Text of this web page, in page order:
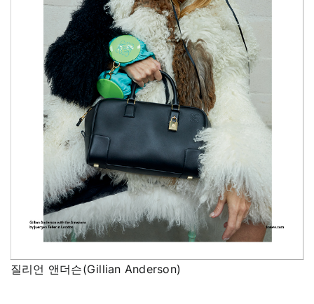
질리언 앤더슨(Gillian Anderson)